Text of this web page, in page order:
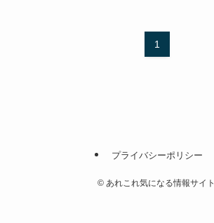
1
プライバシーポリシー
©あれこれ気になる情報サイト.